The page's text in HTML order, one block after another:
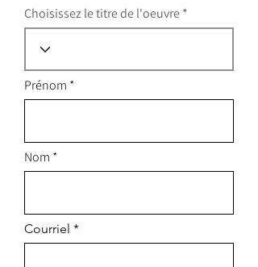
Choisissez le titre de l'oeuvre
Prénom
Nom
Courriel